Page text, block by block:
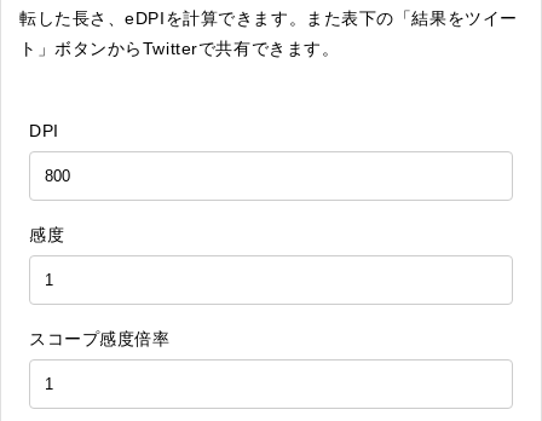
転した長さ、eDPIを計算できます。また表下の「結果をツイー
ト」ボタンからTwitterで共有できます。
DPI
感度
スコープ感度倍率